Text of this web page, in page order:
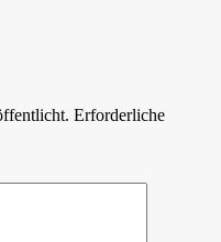
Erforderliche